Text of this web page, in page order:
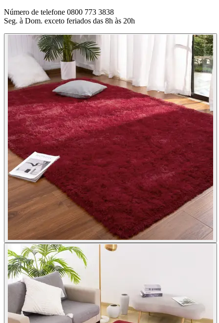
Número de telefone 0800 773 3838
Seg. à Dom. exceto feriados das 8h às 20h